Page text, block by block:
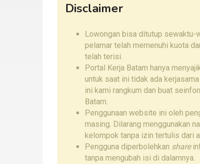
Disclaimer
Lowongan bisa ditutup sewaktu-
pelamar telah memenuhi kuota
telah terisi.
Portal Kerja Batam hanya
untuk saat ini tidak ada
ini kami rangkum dan buat
Batam.
Penggunaan website ini oleh
masing. Dilarang menggunakan
kelompok tanpa izin tertulis dari
Pengguna diperbolehkan share
tanpa mengubah isi di dalamnya.